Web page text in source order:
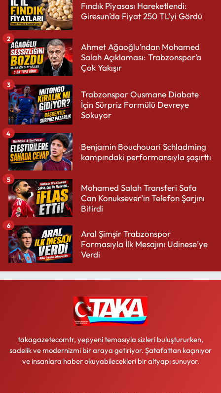
Fındık Piyasası Hareketlendi:
Giresun’da Fiyat 250 TL’yi Gördü
Ahmet Ağaoğlu’ndan Mohamed
Salah Açıklaması: Trabzonspor’a
Çok Yakışır
2
Trabzonspor Ousmane Diabate
İçin Sürpriz Formülü Devreye
Sokuyor
3
Benjamin Bouchouari Schladming
kampındaki performansıyla şaşırttı
4
Mohamed Salah Transferi Safa
Can Konuksever’in Telefon Şarjını
Bitirdi
5
Aral Şimşir Trabzonspor
Formasıyla İlk Mesajını Udinese’ye
Verdi
6
takagazetecomtr, yepyeni temasıyla sizleri buluştururken,
sadelik ve modernizmi bir araya getiriyor. Şatafattan kaçınıyor
ve insanlara haber okuyabilecekleri bir altyapı sunuyor.